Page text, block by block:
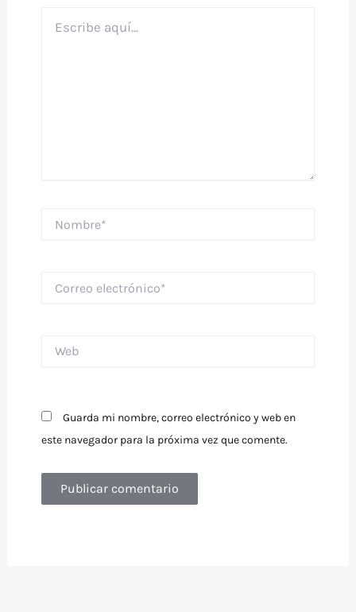
aquí...
electrónico*
Guarda mi nombre, correo electrónico y web en
este navegador para la próxima vez que comente.